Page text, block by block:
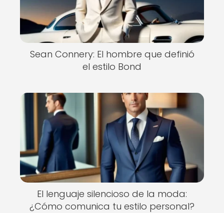
Sean Connery: El hombre que definió
el estilo Bond
El lenguaje silencioso de la moda:
¿Cómo comunica tu estilo personal?